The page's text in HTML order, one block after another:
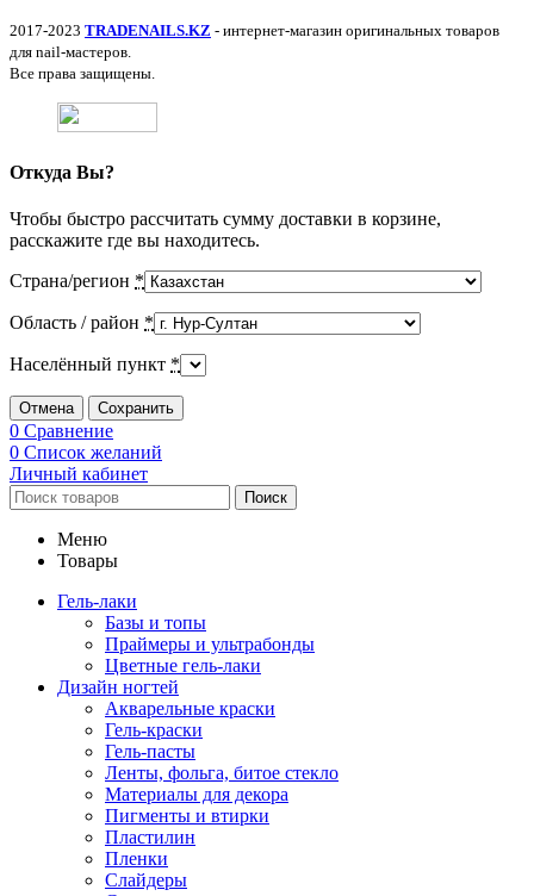
2017-2023 TRADENAILS.KZ - интернет-магазин оригинальных товаров
для nail-мастеров.
Все права защищены.
Откуда Вы?
Чтобы быстро рассчитать сумму доставки в корзине,
расскажите где вы находитесь.
Страна/регион *
Область / район *
Населённый пункт *
Отмена Сохранить
0 Сравнение
0 Список желаний
Личный кабинет
Поиск
Меню
Товары
Гель-лаки
Базы и топы
Праймеры и ультрабонды
Цветные гель-лаки
Дизайн ногтей
Акварельные краски
Гель-краски
Гель-пасты
Ленты, фольга, битое стекло
Материалы для декора
Пигменты и втирки
Пластилин
Пленки
Слайдеры